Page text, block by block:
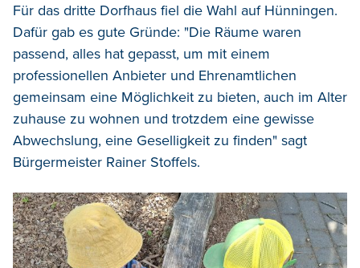
Für das dritte Dorfhaus fiel die Wahl auf Hünningen.
Dafür gab es gute Gründe: "Die Räume waren
passend, alles hat gepasst, um mit einem
professionellen Anbieter und Ehrenamtlichen
gemeinsam eine Möglichkeit zu bieten, auch im Alter
zuhause zu wohnen und trotzdem eine gewisse
Abwechslung, eine Geselligkeit zu finden" sagt
Bürgermeister Rainer Stoffels.